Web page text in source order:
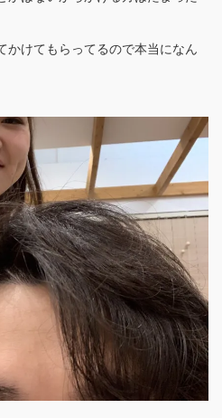
かけてもらってるので本当になん